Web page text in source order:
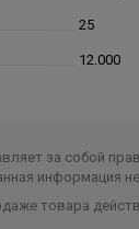
25
12.000
за собой
информация
товара